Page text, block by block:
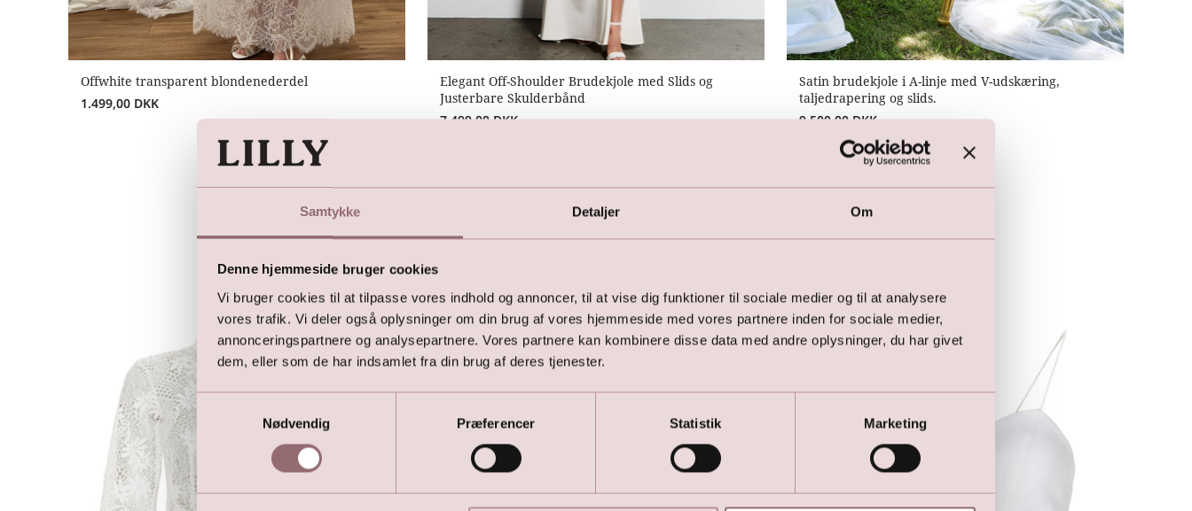
Samtykke Detaljer Om
Denne hjemmeside bruger cookies
Vi bruger cookies til at tilpasse vores indhold og annoncer, til at vise dig funktioner til sociale medier og til at analysere
vores trafik. Vi deler også oplysninger om din brug af vores hjemmeside med vores partnere inden for sociale medier,
annonceringspartnere og analysepartnere. Vores partnere kan kombinere disse data med andre oplysninger, du har givet
dem, eller som de har indsamlet fra din brug af deres tjenester.
Samtykkevalg
Nødvendig
Præferencer Statistik Marketing
Offwhite transparent blondenederdel
1.499,00 DKK
Elegant Off-Shoulder Brudekjole med Slids og
Justerbare Skulderbånd
7.499,00 DKK
Satin brudekjole i A-linje med V-udskæring,
taljedrapering og slids.
9.500,00 DKK